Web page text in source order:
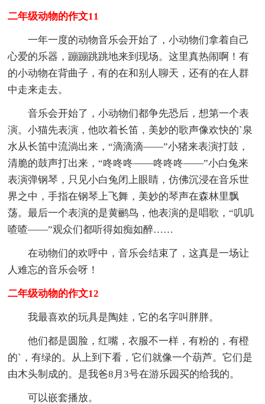
二年级动物的作文11
一年一度的动物音乐会开始了，小动物们拿着自己
心爱的乐器，蹦蹦跳跳地来到现场。这里真热闹啊！有
的小动物在背曲子，有的在和别人聊天，还有的在人群
中走来走去。
音乐会开始了，小动物们都争先恐后，想第一个表
演。小猫先表演，他吹着长笛，美妙的歌声像欢快的`泉
水从长笛中流淌出来，“滴滴滴——”小猪来表演打鼓，
清脆的鼓声打出来，“咚咚咚——咚咚咚——”小白兔来
表演弹钢琴，只见小白兔闭上眼睛，仿佛沉浸在音乐世
界之中，手指在钢琴上飞舞，美妙的琴声在森林里飘
荡。最后一个表演的是黄鹂鸟，他表演的是唱歌，“叽叽
喳喳——”观众们都听得如痴如醉……
在动物们的欢呼中，音乐会结束了，这真是一场让
人难忘的音乐会呀！
二年级动物的作文12
我最喜欢的玩具是陶娃，它的名字叫胖胖。
他们都是圆脸，红嘴，衣服不一样，有粉的，有橙
的`，有绿的。从上到下看，它们就像一个葫芦。它们是
由木头制成的。是我爸8月3号在游乐园买的给我的。
可以嵌套播放。